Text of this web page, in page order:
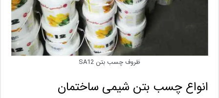
ظروف چسب بتن SA12
انواع چسب بتن شیمی ساختمان